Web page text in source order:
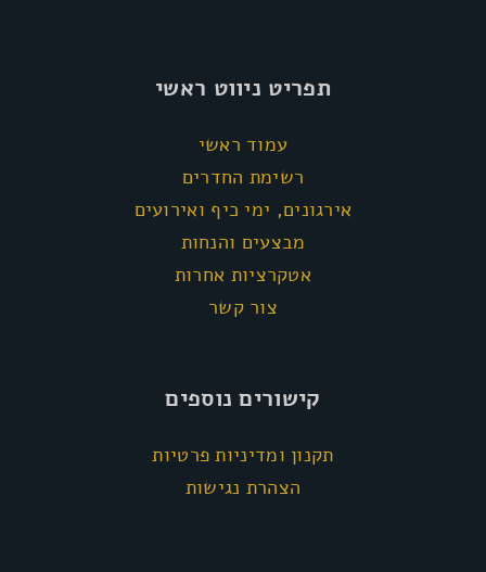
תפריט ניווט ראשי
עמוד ראשי
רשימת החדרים
אירגונים, ימי כיף ואירועים
מבצעים והנחות
אטקרציות אחרות
צור קשר
קישורים נוספים
תקנון ומדיניות פרטיות
הצהרת נגישות